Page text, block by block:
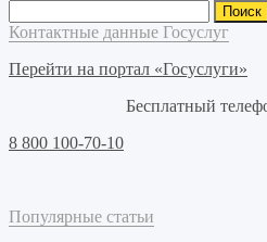
Контактные данные Госуслуг
Перейти на портал «Госуслуги»
Бесплатный
8 800 100-70-10
Популярные статьи